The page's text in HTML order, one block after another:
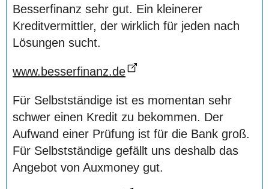
Besserfinanz sehr gut. Ein kleinerer
Kreditvermittler, der wirklich für jeden nach
Lösungen sucht.
www.besserfinanz.de
Für Selbstständige ist es momentan sehr
schwer einen Kredit zu bekommen. Der
Aufwand einer Prüfung ist für die Bank groß.
Für Selbstständige gefällt uns deshalb das
Angebot von Auxmoney gut.